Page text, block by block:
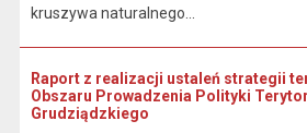
kruszywa naturalnego...
Raport z realizacji ustaleń strategii
Obszaru Prowadzenia Polityki
Grudziądzkiego